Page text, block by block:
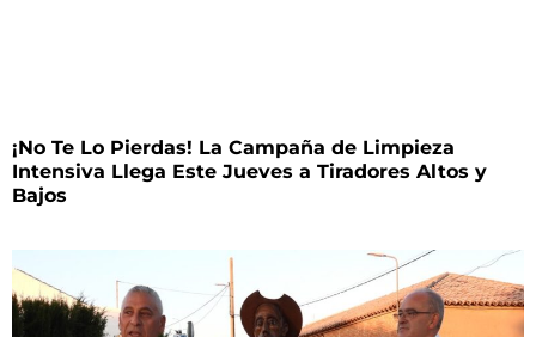
¡No Te Lo Pierdas! La Campaña de Limpieza
Intensiva Llega Este Jueves a Tiradores Altos y
Bajos